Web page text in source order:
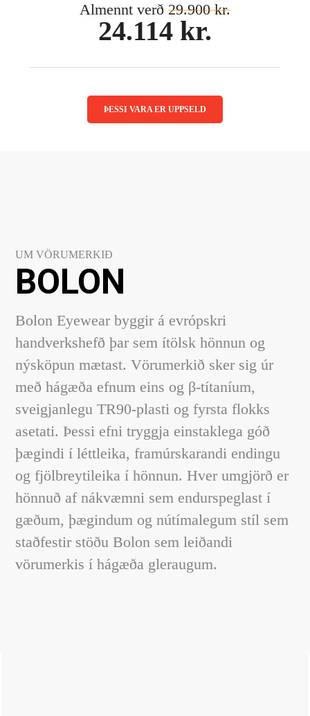
Augnhvílur
Gleraugnaklútar og sprey
Almennt verð 29.900 kr.
24.114 kr.
ÞESSI VARA ER UPPSELD
UM VÖRUMERKIÐ
BOLON
Bolon Eyewear byggir á evrópskri
handverkshefð þar sem ítölsk hönnun og
nýsköpun mætast. Vörumerkið sker sig úr
með hágæða efnum eins og β-títaníum,
sveigjanlegu TR90-plasti og fyrsta flokks
asetati. Þessi efni tryggja einstaklega góð
þægindi í léttleika, framúrskarandi endingu
og fjölbreytileika í hönnun. Hver umgjörð er
hönnuð af nákvæmni sem endurspeglast í
gæðum, þægindum og nútímalegum stíl sem
staðfestir stöðu Bolon sem leiðandi
vörumerkis í hágæða gleraugum.